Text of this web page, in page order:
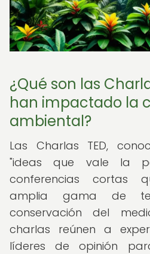
¿Qué son las
han impactado la
ambiental?
Las Charlas TED,
"ideas que vale la
conferencias cortas
amplia gama de
conservación del
charlas reúnen a
líderes de opinión